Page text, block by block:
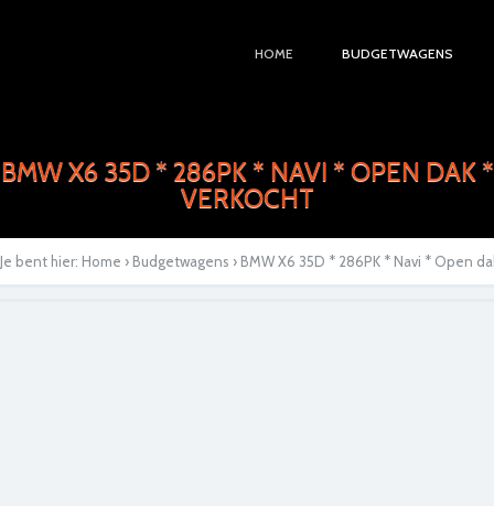
HOME BUDGETWAGENS
BMW X6 35D * 286PK * NAVI * OPEN DAK *
VERKOCHT
Je bent hier: Home › Budgetwagens › BMW X6 35D * 286PK * Navi * Open